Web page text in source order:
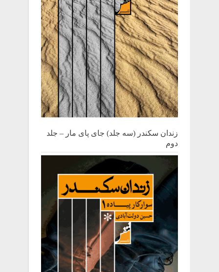
زندان سکندر (سه جلد) جای پای مار – جلد
دوم